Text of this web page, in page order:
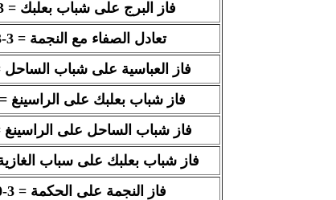
فاز البرج على شباب بعلبك = 3-0
تعادل الصفاء مع النجمة = 3-3
فاز العباسية على شباب الساحل =
فاز شباب بعلبك على الراسينغ = 1-0
فاز شباب الساحل على الراسينغ =
فاز شباب بعلبك على سباب الغازية =
فاز النجمة على الحكمة = 3-0